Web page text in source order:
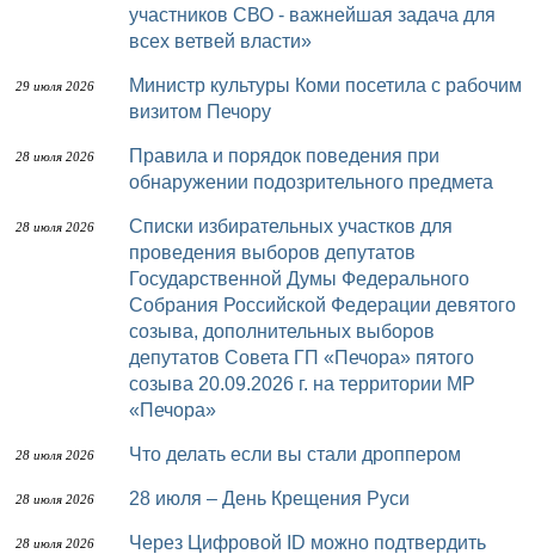
участников СВО - важнейшая задача для
всех ветвей власти»
29 июля 2026
Министр культуры Коми посетила с рабочим
визитом Печору
28 июля 2026
Правила и порядок поведения при
обнаружении подозрительного предмета
28 июля 2026
Списки избирательных участков для
проведения выборов депутатов
Государственной Думы Федерального
Собрания Российской Федерации девятого
созыва, дополнительных выборов
депутатов Совета ГП «Печора» пятого
созыва 20.09.2026 г. на территории МР
«Печора»
28 июля 2026 Что делать если вы стали дроппером
28 июля 2026 28 июля – День Крещения Руси
28 июля 2026
Через Цифровой ID можно подтвердить